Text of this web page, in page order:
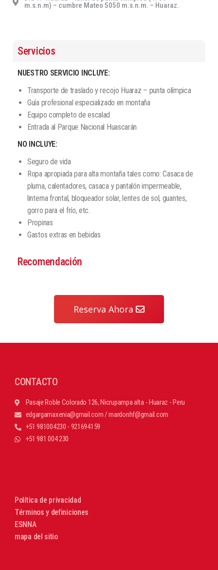
m.s.n.m) – cumbre Mateo 5050 m.s.n.m. – Huaraz.
Servicios
NUESTRO SERVICIO INCLUYE:
Transporte de traslado y recojo Huaraz – punta olímpica
Guía profesional especializado en montaña
Equipo completo de escalad
Entrada al Parque Nacional Huascarán
NO INCLUYE:
Seguro de vida
Ropa apropiada para alta montaña tales como: Casaca de
pluma, calentadores, casaca y pantalón impermeable,
linterna frontal, bloqueador solar, lentes de sol, guantes,
gorro para el frío, etc.
Propinas
Gastos extras en bebidas
Recomendación
Reserva Ahora
CONTACTO
Pasaje Roble Colorado 126, Nicrupampa alta - Huaraz - Peru
edgargamaxenia@gmail.com / mardonhf@gmail.com
+51 981004230 - 921694159
+51 981 004 230
Política de privacidad
Términos y definiciones
ESNNA
mapa del sitio